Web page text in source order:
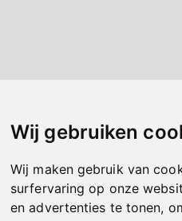
Wij gebruiken
Wij maken gebruik van
surfervaring op onze
en advertenties te tonen,